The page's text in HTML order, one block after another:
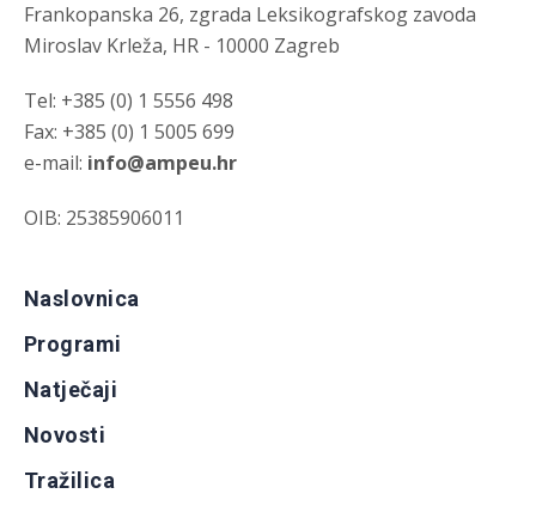
Frankopanska 26, zgrada Leksikografskog zavoda
Miroslav Krleža, HR - 10000 Zagreb
Tel: +385 (0) 1 5556 498
Fax: +385 (0) 1 5005 699
e-mail: info@ampeu.hr
OIB: 25385906011
Naslovnica
Programi
Natječaji
Novosti
Tražilica